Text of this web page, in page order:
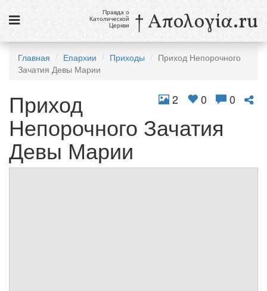
Новости
Католики в России
Галерея
Викторины
Ссылки
Правда о
Католической
Церкви † Απολογία.ru
Главная Епархии Приходы
Приход Непорочного
Зачатия Девы Марии
2 0 0
Приход
Непорочного Зачатия
Девы Марии